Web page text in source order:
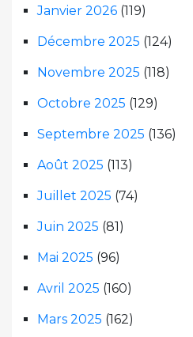
Janvier 2026 (119)
Décembre 2025 (124)
Novembre 2025 (118)
Octobre 2025 (129)
Septembre 2025 (136)
Août 2025 (113)
Juillet 2025 (74)
Juin 2025 (81)
Mai 2025 (96)
Avril 2025 (160)
Mars 2025 (162)